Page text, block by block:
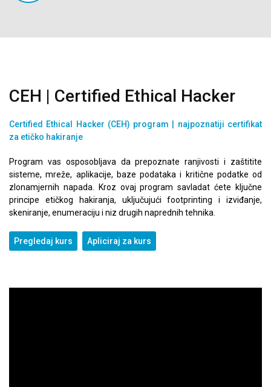
CEH | Certified Ethical Hacker
Certified Ethical Hacker (CEH) program | najpoznatiji certifikat
za etičko hakiranje
Program vas osposobljava da prepoznate ranjivosti i zaštitite
sisteme, mreže, aplikacije, baze podataka i kritične podatke od
zlonamjernih napada. Kroz ovaj program savladat ćete ključne
principe etičkog hakiranja, uključujući footprinting i izviđanje,
skeniranje, enumeraciju i niz drugih naprednih tehnika.
Pregledaj kurs Apliciraj za kurs